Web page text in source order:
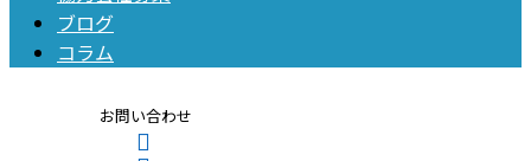
ブログ
コラム
お問い合わせ